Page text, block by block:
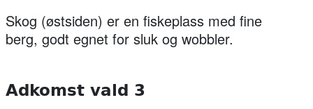
Skog (østsiden) er en fiskeplass med fine
berg, godt egnet for sluk og wobbler.
Adkomst vald 3